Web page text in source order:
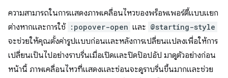
ความสามารถในการแสดงภาพเคลื่อนไหวของพร็อพเพอร์ตี้แบบแยก
ต่างหากและการใช้ :popover-open และ @starting-style
จะช่วยให้คุณตั้งค่ารูปแบบก่อนและหลังการเปลี่ยนแปลงเพื่อให้การ
เปลี่ยนเป็นไปอย่างราบรื่นเมื่อเปิดและปิดป๊อปอัป มาดูตัวอย่างก่อน
หน้านี้ ภาพเคลื่อนไหวที่แสดงและซ่อนจะดูราบรื่นขึ้นมากและช่วย